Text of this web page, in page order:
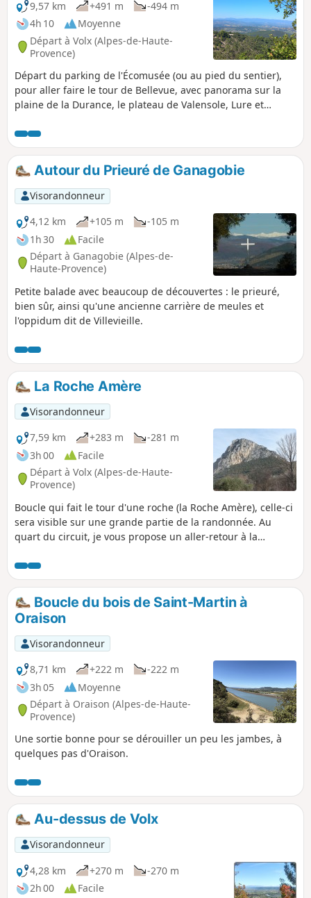
9,57 km +491 m
-494 m
4h 10
Moyenne
Départ à Volx (Alpes-de-Haute-
Provence)
Départ du parking de l'Écomusée (ou au pied du sentier),
pour aller faire le tour de Bellevue, avec panorama sur la
plaine de la Durance, le plateau de Valensole, Lure et
Autour du Prieuré de Ganagobie
Visorandonneur
4,12 km
+105 m
-105 m
1h 30
Facile
Départ à Ganagobie (Alpes-de-
Haute-Provence)
Petite balade avec beaucoup de découvertes : le prieuré,
bien sûr, ainsi qu'une ancienne carrière de meules et
l'oppidum dit de Villevieille.
La Roche Amère
Visorandonneur
7,59 km
+283 m
-281 m
3h 00
Facile
Départ à Volx (Alpes-de-Haute-
Provence)
Boucle qui fait le tour d'une roche (la Roche Amère), celle-ci
sera visible sur une grande partie de la randonnée. Au
quart du circuit, je vous propose un aller-retour à la
chapelle (non tracé sur le plan), suivez le chemin qui vous
conduira au sommet de la roche (ruine) d'où vous aurez une
belle vue sur la vallée de la Durance.
Boucle du bois de Saint-Martin à
Oraison
Visorandonneur
8,71 km
+222 m
-222 m
3h 05
Moyenne
Départ à Oraison (Alpes-de-Haute-
Provence)
Une sortie bonne pour se dérouiller un peu les jambes, à
quelques pas d'Oraison.
Au-dessus de Volx
Visorandonneur
4,28 km
+270 m
-270 m
2h 00
Facile